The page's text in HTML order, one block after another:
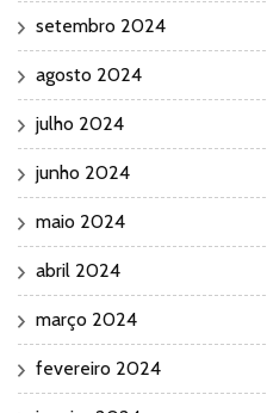
setembro 2024
agosto 2024
julho 2024
junho 2024
maio 2024
abril 2024
março 2024
fevereiro 2024